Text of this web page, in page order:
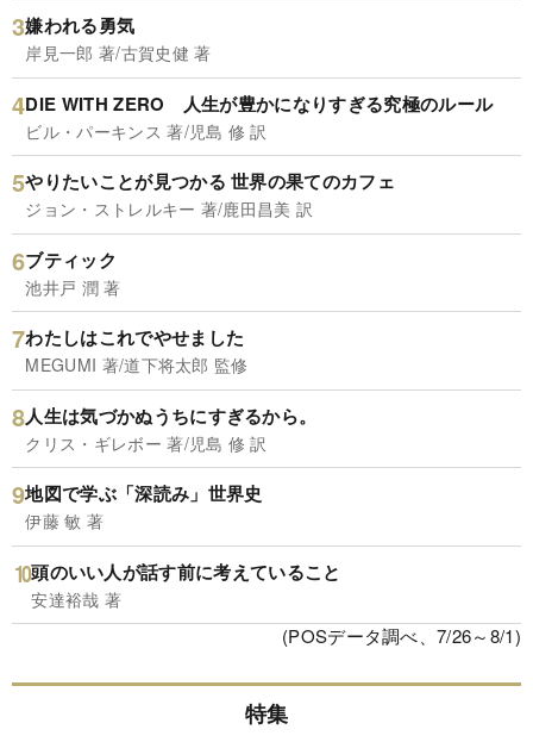
嫌われる勇気
岸見一郎 著/古賀史健 著
DIE WITH ZERO 人生が豊かになりすぎる究極のルール
ビル・パーキンス 著/児島 修 訳
やりたいことが見つかる 世界の果てのカフェ
ジョン・ストレルキー 著/鹿田昌美 訳
ブティック
池井戸 潤 著
わたしはこれでやせました
MEGUMI 著/道下将太郎 監修
人生は気づかぬうちにすぎるから。
クリス・ギレボー 著/児島 修 訳
地図で学ぶ「深読み」世界史
伊藤 敏 著
頭のいい人が話す前に考えていること
安達裕哉 著
(POSデータ調べ、7/26～8/1)
特集